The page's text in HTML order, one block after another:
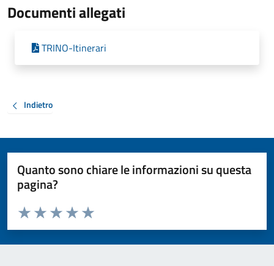
Documenti allegati
TRINO-Itinerari
Indietro
Quanto sono chiare le informazioni su questa
pagina?
Valuta da 1 a 5 stelle la pagina
Valuta 5 stelle su 5
Valuta 4 stelle su 5
Valuta 3 stelle su 5
Valuta 2 stelle su 5
Valuta 1 stelle su 5